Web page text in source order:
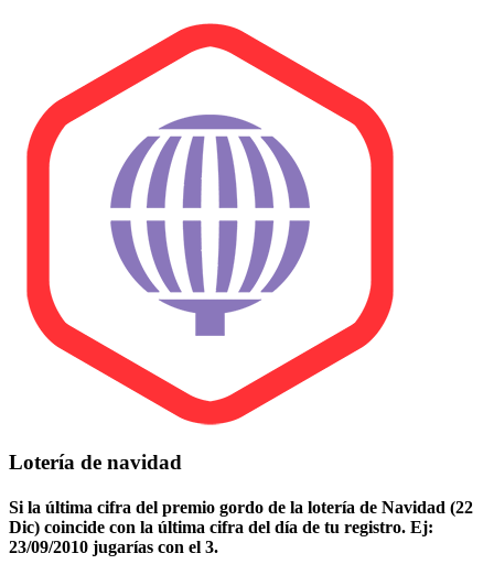
Lotería de navidad
Si la última cifra del premio gordo de la lotería de Navidad (22
Dic) coincide con la última cifra del día de tu registro. Ej:
23/09/2010 jugarías con el 3.